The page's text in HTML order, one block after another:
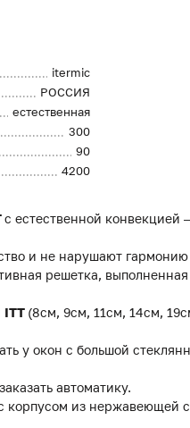
itermic
РОССИЯ
естественная
300
90
4200
с естественной конвекцией
и не нарушают
решетка,
ITT (8см, 9см, 11см, 14см,
у окон с большой
автоматику.
корпусом из нержавеющей